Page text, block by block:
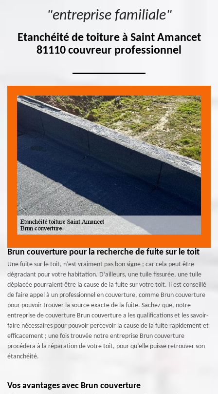
"entreprise familiale"
Etanchéité de toiture à Saint Amancet
81110 couvreur professionnel
Brun couverture pour la recherche de fuite sur le toit
Une fuite sur le toit, n’est vraiment pas bon signe ; car cela peut être
dégradant pour votre habitation. D’ailleurs, une tuile fissurée, une tuile
déplacée pourraient être la cause de la fuite sur votre toit. Il est conseillé
de faire appel à un professionnel en couverture, comme Brun couverture
pour pouvoir trouver la source exacte de la fuite. Sachez que, notre
entreprise de couverture Brun couverture a les qualifications et les savoir-
faire nécessaires pour pouvoir percevoir la cause de la fuite rapidement et
efficacement ; une fois trouvée notre entreprise Brun couverture
procédera à la réparation de votre toit, pour qu’elle puisse retrouver son
étanchéité.
Vos avantages avec Brun couverture